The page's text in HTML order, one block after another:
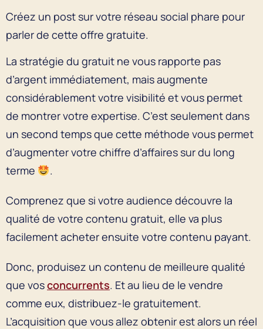
Créez un post sur votre réseau social phare pour
parler de cette offre gratuite.
La stratégie du gratuit ne vous rapporte pas
d’argent immédiatement, mais augmente
considérablement votre visibilité et vous permet
de montrer votre expertise. C’est seulement dans
un second temps que cette méthode vous permet
d’augmenter votre chiffre d’affaires sur du long
terme
.
Comprenez que si votre audience découvre la
qualité de votre contenu gratuit, elle va plus
facilement acheter ensuite votre contenu payant.
Donc, produisez un contenu de meilleure qualité
que vosconcurrents. Et au lieu de le vendre
comme eux, distribuez-le gratuitement.
L’acquisition que vous allez obtenir est alors un réel